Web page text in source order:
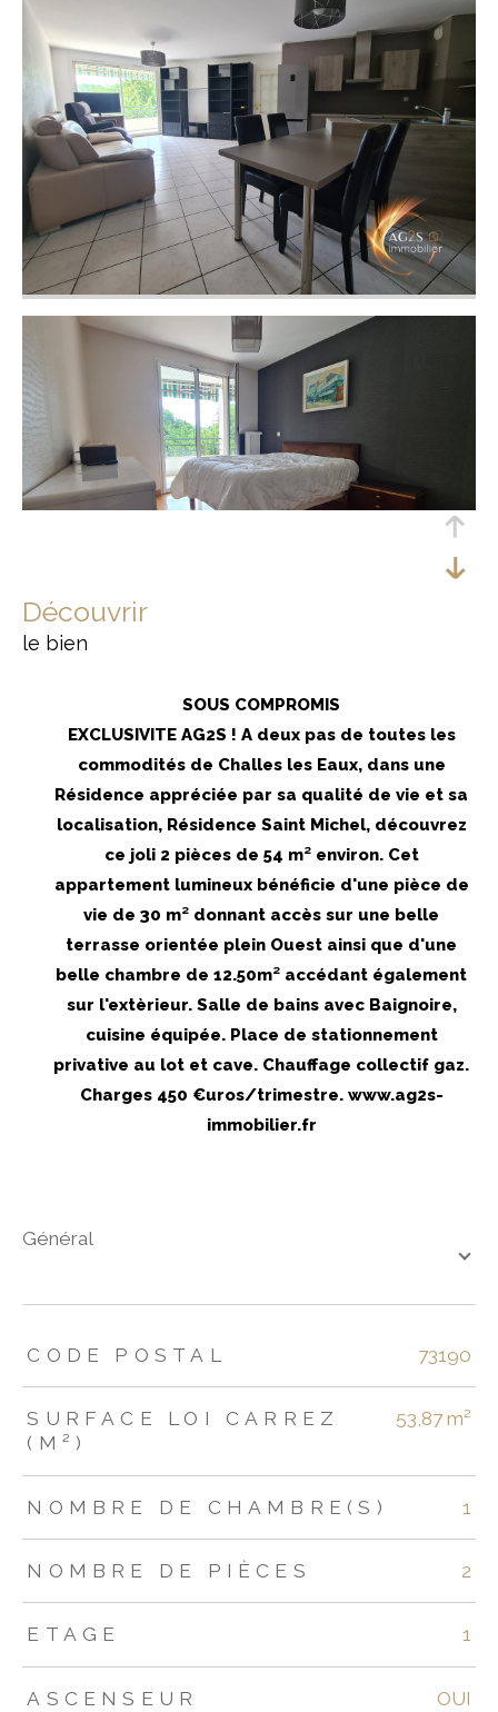
découvrir
le bien
SOUS COMPROMIS
EXCLUSIVITE AG2S ! A deux pas de toutes les
commodités de Challes les Eaux, dans une
Résidence appréciée par sa qualité de vie et sa
localisation, Résidence Saint Michel, découvrez
ce joli 2 pièces de 54 m² environ. Cet
appartement lumineux bénéficie d'une pièce de
vie de 30 m² donnant accès sur une belle
terrasse orientée plein Ouest ainsi que d'une
belle chambre de 12.50m² accédant également
sur l'extèrieur. Salle de bains avec Baignoire,
cuisine équipée. Place de stationnement
privative au lot et cave. Chauffage collectif gaz.
Charges 450 €uros/trimestre. www.ag2s-
immobilier.fr
général
TRAD_ZEPHYR_Caracteristique TRAD_ZEPHYR_Valeurs
CODE POSTAL 73190
SURFACE LOI CARREZ
(M²)
53,87 m²
NOMBRE DE CHAMBRE(S) 1
NOMBRE DE PIÈCES 2
ETAGE 1
ASCENSEUR OUI